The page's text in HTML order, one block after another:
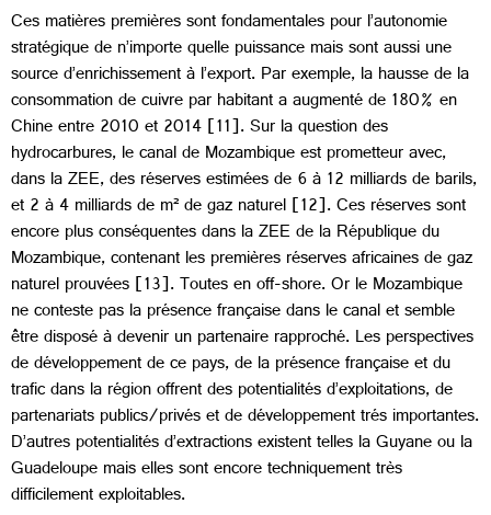
Ces matières premières sont fondamentales pour l’autonomie
stratégique de n’importe quelle puissance mais sont aussi une
source d’enrichissement à l’export. Par exemple, la hausse de la
consommation de cuivre par habitant a augmenté de 180% en
Chine entre 2010 et 2014 [11]. Sur la question des
hydrocarbures, le canal de Mozambique est prometteur avec,
dans la ZEE, des réserves estimées de 6 à 12 milliards de barils,
et 2 à 4 milliards de m² de gaz naturel [12]. Ces réserves sont
encore plus conséquentes dans la ZEE de la République du
Mozambique, contenant les premières réserves africaines de gaz
naturel prouvées [13]. Toutes en off-shore. Or le Mozambique
ne conteste pas la présence française dans le canal et semble
être disposé à devenir un partenaire rapproché. Les perspectives
de développement de ce pays, de la présence française et du
trafic dans la région offrent des potentialités d’exploitations, de
partenariats publics/privés et de développement trés importantes.
D’autres potentialités d’extractions existent telles la Guyane ou la
Guadeloupe mais elles sont encore techniquement très
difficilement exploitables.